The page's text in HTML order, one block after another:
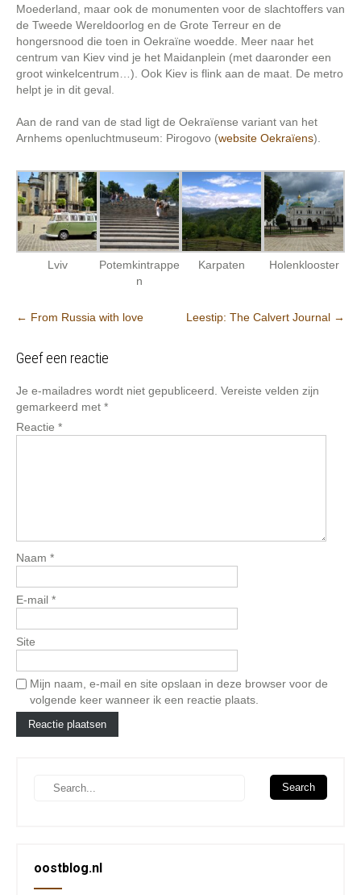
Moederland, maar ook de monumenten voor de slachtoffers van
de Tweede Wereldoorlog en de Grote Terreur en de
hongersnood die toen in Oekraïne woedde. Meer naar het
centrum van Kiev vind je het Maidanplein (met daaronder een
groot winkelcentrum…). Ook Kiev is flink aan de maat. De metro
helpt je in dit geval.
Aan de rand van de stad ligt de Oekraïense variant van het
Arnhems openluchtmuseum: Pirogovo (website Oekraïens).
Lviv
Potemkintrappe
n
Karpaten Holenklooster
Post
← From Russia with love Leestip: The Calvert Journal →
Geef een reactie
Je e-mailadres wordt niet gepubliceerd. Vereiste velden zijn
gemarkeerd met *
Reactie *
Naam *
E-mail *
Site
Mijn naam, e-mail en site opslaan in deze browser voor de
volgende keer wanneer ik een reactie plaats.
oostblog.nl